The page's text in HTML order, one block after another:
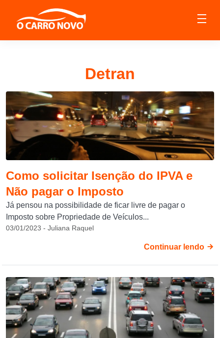
Detran
Como solicitar Isenção do IPVA e
Não pagar o Imposto
Já pensou na possibilidade de ficar livre de pagar o
Imposto sobre Propriedade de Veículos...
03/01/2023 - Juliana Raquel
Continuar lendo